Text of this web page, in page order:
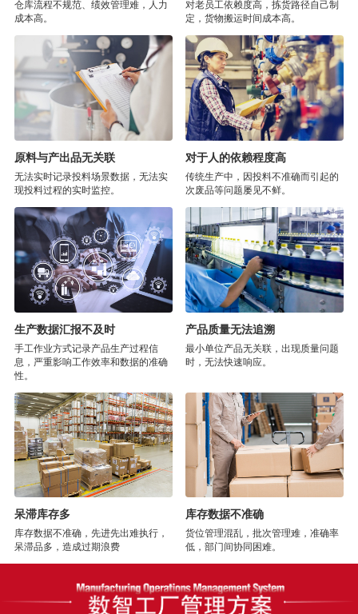
仓库流程不规范、绩效管理难，人力
成本高。
对老员工依赖度高，拣货路径自己制
定，货物搬运时间成本高。
原料与产出品无关联
无法实时记录投料场景数据，无法实
现投料过程的实时监控。
对于人的依赖程度高
传统生产中，因投料不准确而引起的
次废品等问题屡见不鲜。
生产数据汇报不及时
手工作业方式记录产品生产过程信
息，严重影响工作效率和数据的准确
性。
产品质量无法追溯
最小单位产品无关联，出现质量问题
时，无法快速响应。
呆滞库存多
库存数据不准确，先进先出难执行，
呆滞品多，造成过期浪费
库存数据不准确
货位管理混乱，批次管理难，准确率
低，部门间协同困难。